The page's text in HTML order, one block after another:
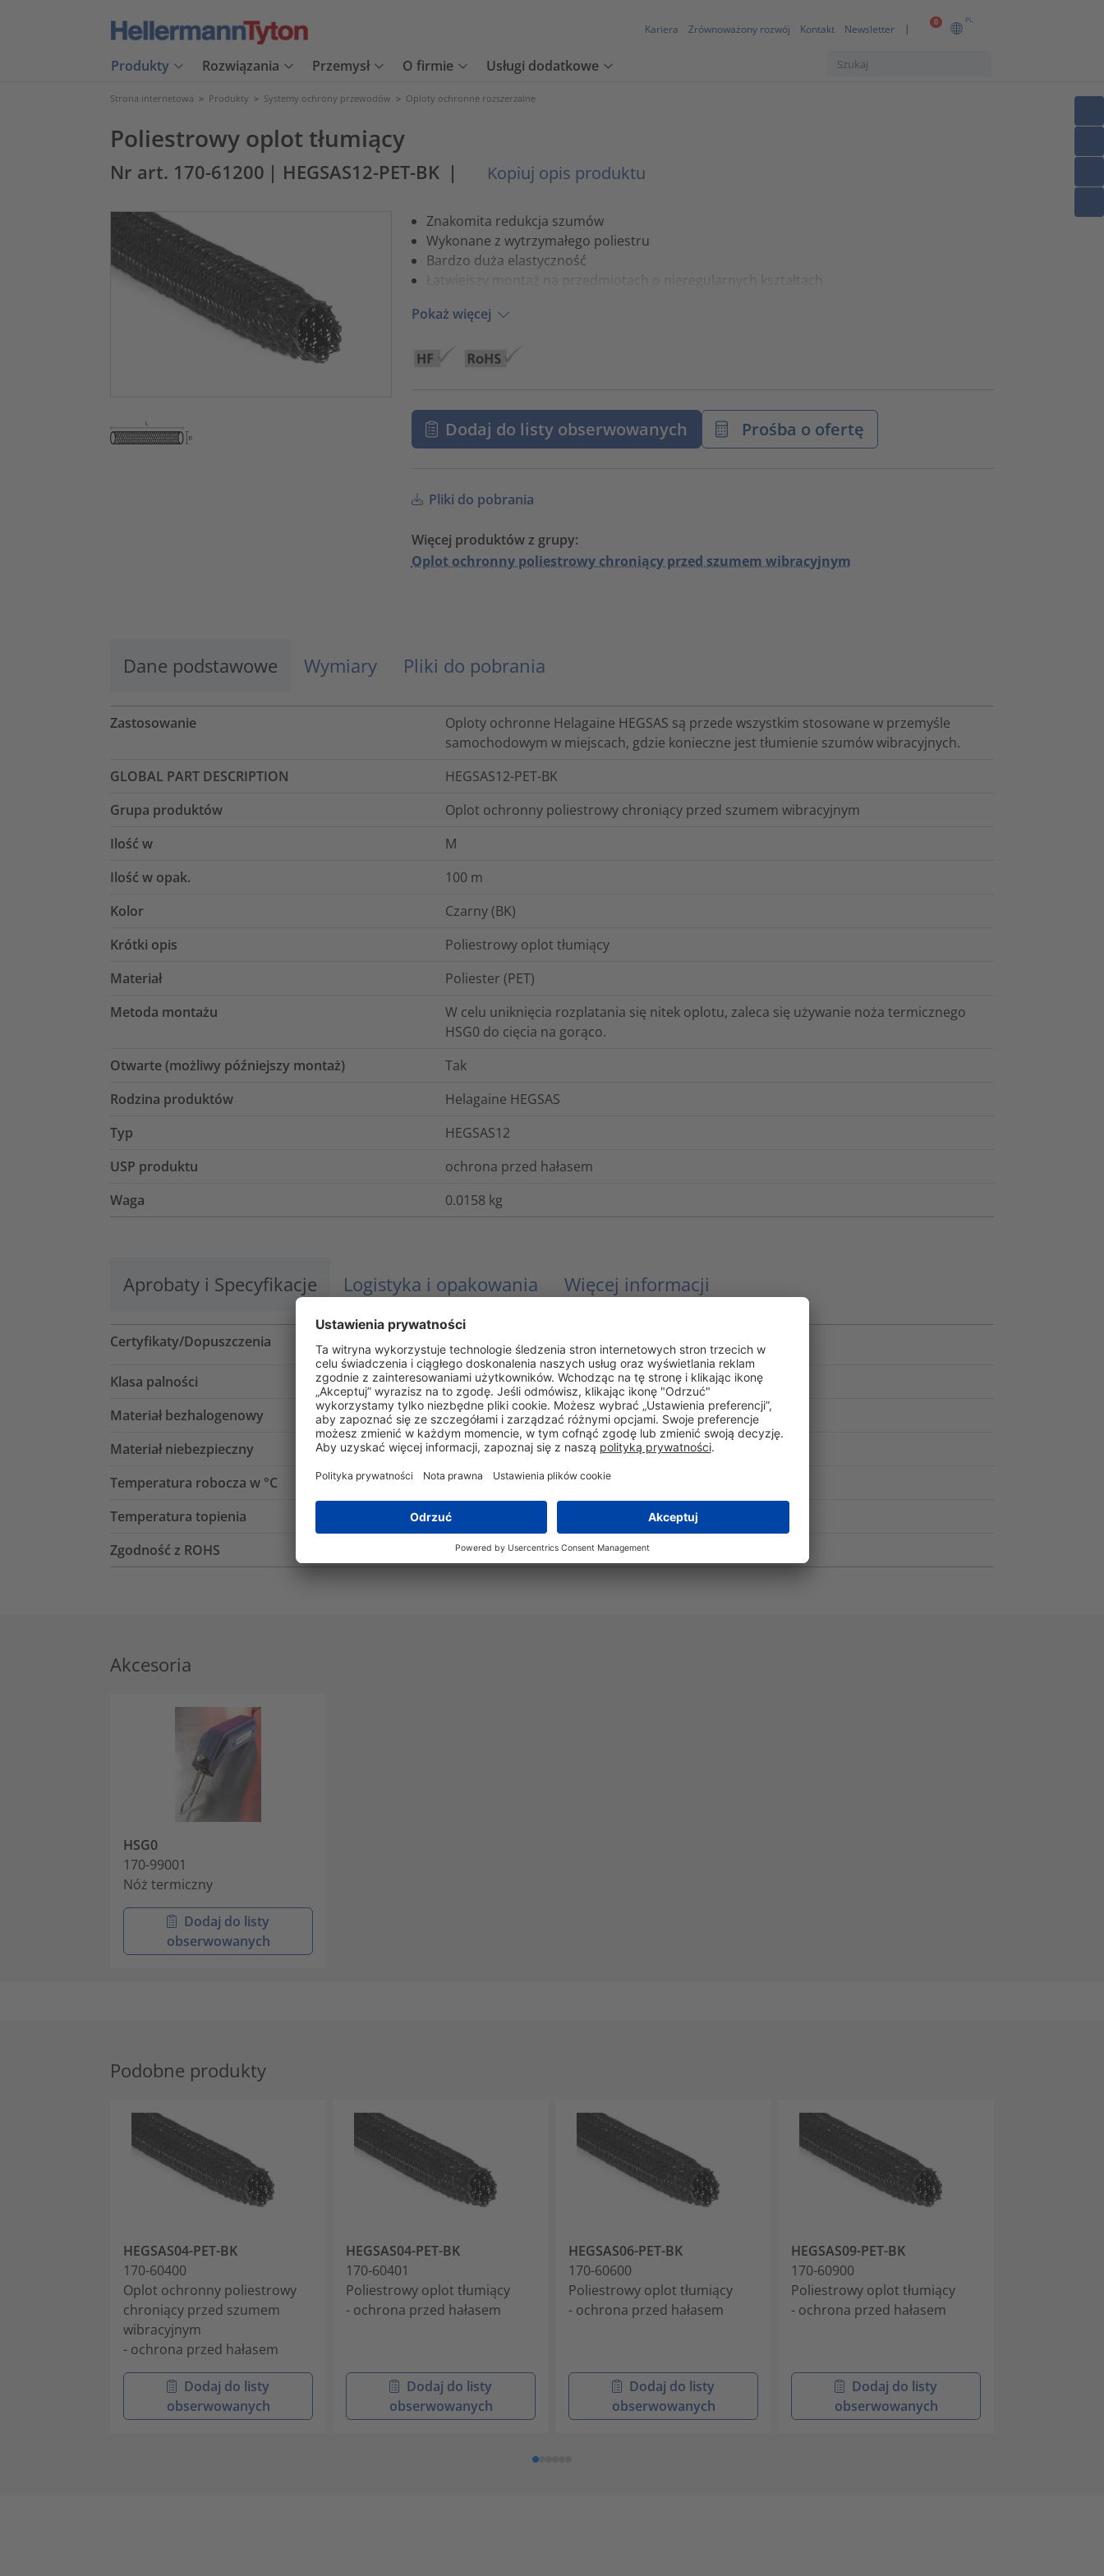
0 PL
Kariera Zrównoważony rozwój Kontakt Newsletter
Produkty Rozwiązania Przemysł O firmie Usługi dodatkowe
Strona internetowa > Produkty > Systemy ochrony przewodów > Oploty ochronne rozszerzalne
Poliestrowy oplot tłumiący
Nr art. 170-61200 | HEGSAS12-PET-BK | Kopiuj opis produktu
Znakomita redukcja szumów
Wykonane z wytrzymałego poliestru
Bardzo duża elastyczność
Łatwiejszy montaż na przedmiotach o nieregularnych kształtach
Pokaż więcej
Dodaj do listy obserwowanych Prośba o ofertę
Pliki do pobrania
Więcej produktów z grupy:
Oplot ochronny poliestrowy chroniący przed szumem wibracyjnym
Dane podstawowe Wymiary Pliki do pobrania
Zastosowanie
Oploty ochronne Helagaine HEGSAS są przede wszystkim stosowane w przemyśle
samochodowym w miejscach, gdzie konieczne jest tłumienie szumów wibracyjnych.
GLOBAL PART DESCRIPTION
HEGSAS12-PET-BK
Grupa produktów
Oplot ochronny poliestrowy chroniący przed szumem wibracyjnym
Ilość w
M
Ilość w opak.
100 m
Kolor
Czarny (BK)
Krótki opis
Poliestrowy oplot tłumiący
Materiał
Poliester (PET)
Metoda montażu
W celu uniknięcia rozplatania się nitek oplotu, zaleca się używanie noża termicznego
HSG0 do cięcia na gorąco.
Otwarte (możliwy późniejszy montaż)
Tak
Rodzina produktów
Helagaine HEGSAS
Typ
HEGSAS12
USP produktu
ochrona przed hałasem
Waga
0.0158 kg
Aprobaty i Specyfikacje Logistyka i opakowania Więcej informacji
Certyfikaty/Dopuszczenia
Klasa palności
FMVSS-302
Materiał bezhalogenowy
Tak
Materiał niebezpieczny
Nie
Temperatura robocza w °C
-50°C do +150°C
Temperatura topienia
+250°C
Zgodność z ROHS
Tak
Akcesoria
HSG0
170-99001
Nóż termiczny
Dodaj do listy
obserwowanych
Podobne produkty
HEGSAS04-PET-BK
170-60400
Oplot ochronny poliestrowy
chroniący przed szumem
wibracyjnym
- ochrona przed hałasem
Dodaj do listy
obserwowanych
HEGSAS04-PET-BK
170-60401
Poliestrowy oplot tłumiący
- ochrona przed hałasem
Dodaj do listy
obserwowanych
HEGSAS06-PET-BK
170-60600
Poliestrowy oplot tłumiący
- ochrona przed hałasem
Dodaj do listy
obserwowanych
HEGSAS09-PET-BK
170-60900
Poliestrowy oplot tłumiący
- ochrona przed hałasem
Dodaj do listy
obserwowanych